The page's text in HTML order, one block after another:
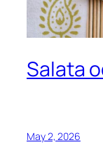
Salata
May 2, 2026